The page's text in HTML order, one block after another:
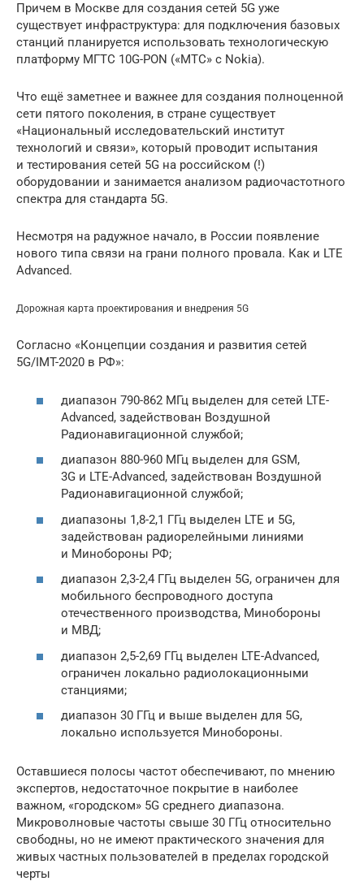
Причем в Москве для создания сетей 5G уже
существует инфраструктура: для подключения базовых
станций планируется использовать технологическую
платформу МГТС 10G-PON («МТС» с Nokia).
Что ещё заметнее и важнее для создания полноценной
сети пятого поколения, в стране существует
«Национальный исследовательский институт
технологий и связи», который проводит испытания
и тестирования сетей 5G на российском (!)
оборудовании и занимается анализом радиочастотного
спектра для стандарта 5G.
Несмотря на радужное начало, в России появление
нового типа связи на грани полного провала. Как и LTE
Advanced.
Дорожная карта проектирования и внедрения 5G
Согласно «Концепции создания и развития сетей
5G/IMT-2020 в РФ»:
диапазон 790-862 МГц выделен для сетей LTE-
Advanced, задействован Воздушной
Радионавигационной службой;
диапазон 880-960 МГц выделен для GSM,
3G и LTE-Advanced, задействован Воздушной
Радионавигационной службой;
диапазоны 1,8-2,1 ГГц выделен LTE и 5G,
задействован радиорелейными линиями
и Минобороны РФ;
диапазон 2,3-2,4 ГГц выделен 5G, ограничен для
мобильного беспроводного доступа
отечественного производства, Минобороны
и МВД;
диапазон 2,5-2,69 ГГц выделен LTE-Advanced,
ограничен локально радиолокационными
станциями;
диапазон 30 ГГц и выше выделен для 5G,
локально используется Минобороны.
Оставшиеся полосы частот обеспечивают, по мнению
экспертов, недостаточное покрытие в наиболее
важном, «городском» 5G среднего диапазона.
Микроволновые частоты свыше 30 ГГц относительно
свободны, но не имеют практического значения для
живых частных пользователей в пределах городской
черты